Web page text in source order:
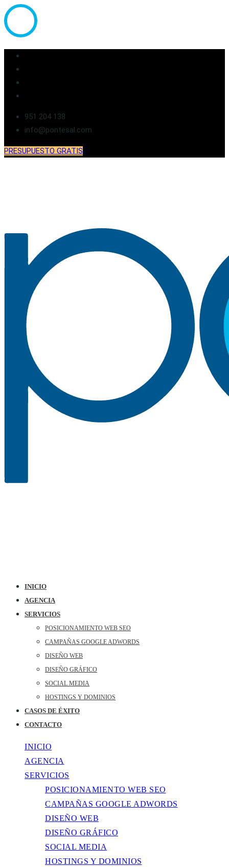
951 204 138
info@pontesal.com
PRESUPUESTO GRATIS
INICIO
AGENCIA
SERVICIOS
POSICIONAMIENTO WEB SEO
CAMPAÑAS GOOGLE ADWORDS
DISEÑO WEB
DISEÑO GRÁFICO
SOCIAL MEDIA
HOSTINGS Y DOMINIOS
CASOS DE ÉXITO
CONTACTO
INICIO
AGENCIA
SERVICIOS
POSICIONAMIENTO WEB SEO
CAMPAÑAS GOOGLE ADWORDS
DISEÑO WEB
DISEÑO GRÁFICO
SOCIAL MEDIA
HOSTINGS Y DOMINIOS